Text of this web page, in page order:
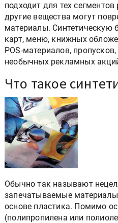
подходит для тех
другие вещества могут
материалы. Синтетическую
карт, меню, книжных
POS-материалов,
необычных рекламных
Что такое
Обычно так называют
запечатываемые
основе пластика. Помимо
(полипропилена или